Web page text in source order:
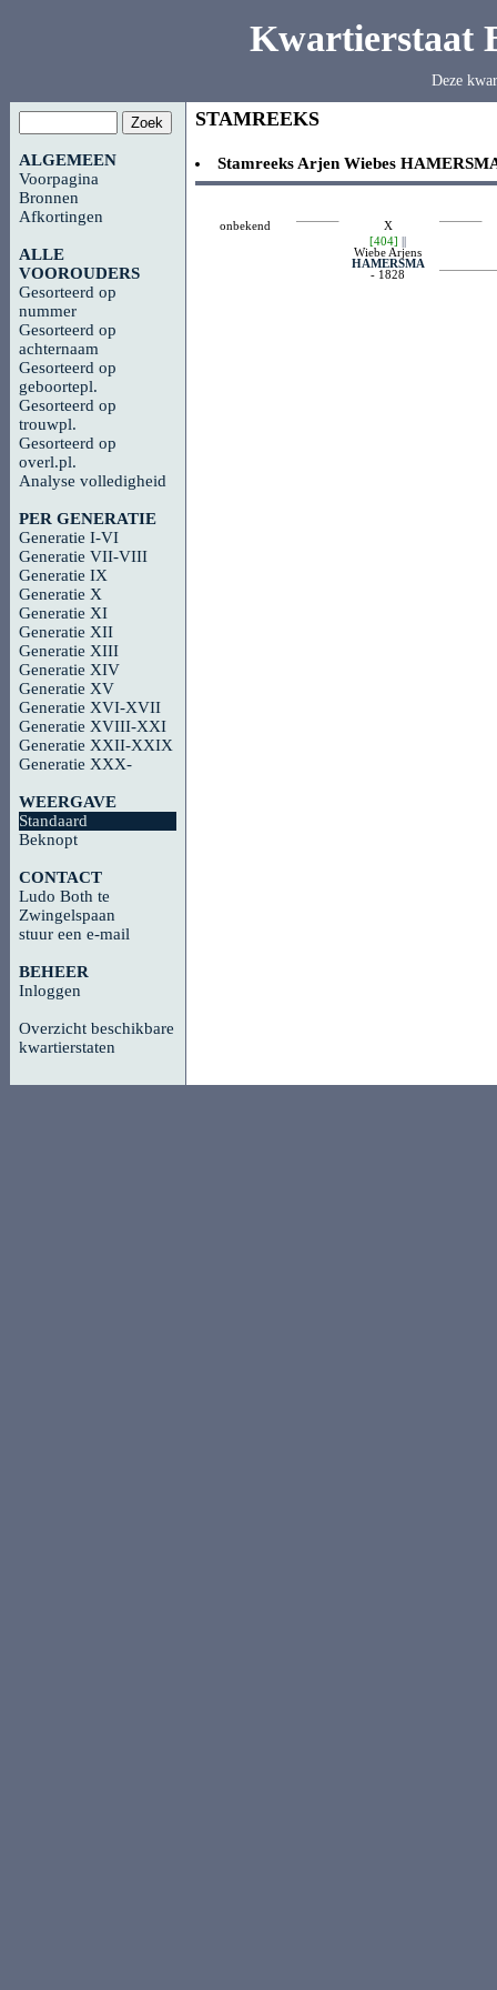
Kwartierstaat
Deze
ALGEMEEN
Voorpagina
Bronnen
Afkortingen
ALLE
VOOROUDERS
Gesorteerd op
nummer
Gesorteerd op
achternaam
Gesorteerd op
geboortepl.
Gesorteerd op
trouwpl.
Gesorteerd op
overl.pl.
Analyse volledigheid
PER GENERATIE
Generatie I-VI
Generatie VII-VIII
Generatie IX
Generatie X
Generatie XI
Generatie XII
Generatie XIII
Generatie XIV
Generatie XV
Generatie XVI-XVII
Generatie XVIII-XXI
Generatie XXII-XXIX
Generatie XXX-
WEERGAVE
Standaard
Beknopt
CONTACT
Ludo Both te
Zwingelspaan
stuur een e-mail
BEHEER
Inloggen
Overzicht beschikbare
kwartierstaten
STAMREEKS
Stamreeks Arjen Wiebes
onbekend
X
[404] ||
Wiebe Arjens
HAMERSMA
- 1828